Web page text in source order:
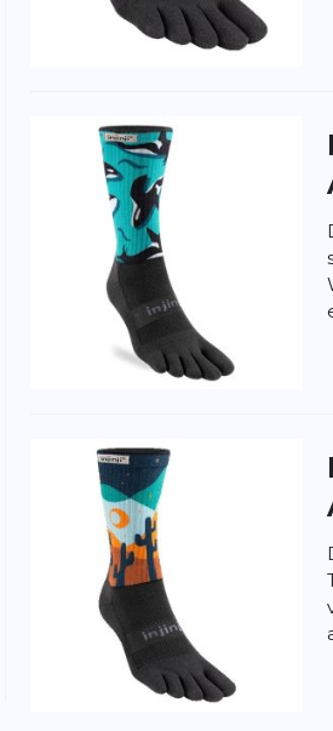
und